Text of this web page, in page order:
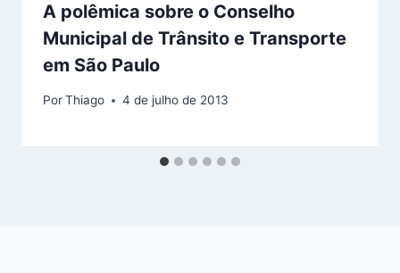
A polêmica sobre o Conselho
Municipal de Trânsito e Transporte
em São Paulo
PorThiago 4 de julho de 2013